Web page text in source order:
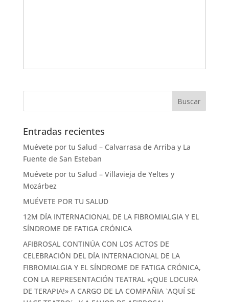
Entradas recientes
Muévete por tu Salud – Calvarrasa de Arriba y La
Fuente de San Esteban
Muévete por tu Salud – Villavieja de Yeltes y
Mozárbez
MUÉVETE POR TU SALUD
12M DÍA INTERNACIONAL DE LA FIBROMIALGIA Y EL
SÍNDROME DE FATIGA CRÓNICA
AFIBROSAL CONTINÚA CON LOS ACTOS DE
CELEBRACIÓN DEL DÍA INTERNACIONAL DE LA
FIBROMIALGIA Y EL SÍNDROME DE FATIGA CRÓNICA,
CON LA REPRESENTACIÓN TEATRAL «¡QUE LOCURA
DE TERAPIA!» A CARGO DE LA COMPAÑIA `AQUÍ SE